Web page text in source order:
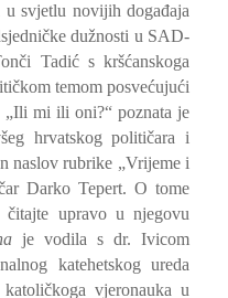
svjetlu novijih događaja
dužnosti u SAD-
Tadić s kršćanskoga
temom posvećujući
mi ili oni?“ poznata je
hrvatskog političara i
naslov rubrike „Vrijeme i
Darko Tepert. O tome
upravo u njegovu
je vodila s dr. Ivicom
katehetskog ureda
vjeronauka u